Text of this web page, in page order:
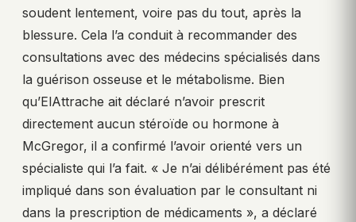
soudent lentement, voire pas du tout, après la
blessure. Cela l’a conduit à recommander des
consultations avec des médecins spécialisés dans
la guérison osseuse et le métabolisme. Bien
qu’ElAttrache ait déclaré n’avoir prescrit
directement aucun stéroïde ou hormone à
McGregor, il a confirmé l’avoir orienté vers un
spécialiste qui l’a fait. « Je n’ai délibérément pas été
impliqué dans son évaluation par le consultant ni
dans la prescription de médicaments », a déclaré